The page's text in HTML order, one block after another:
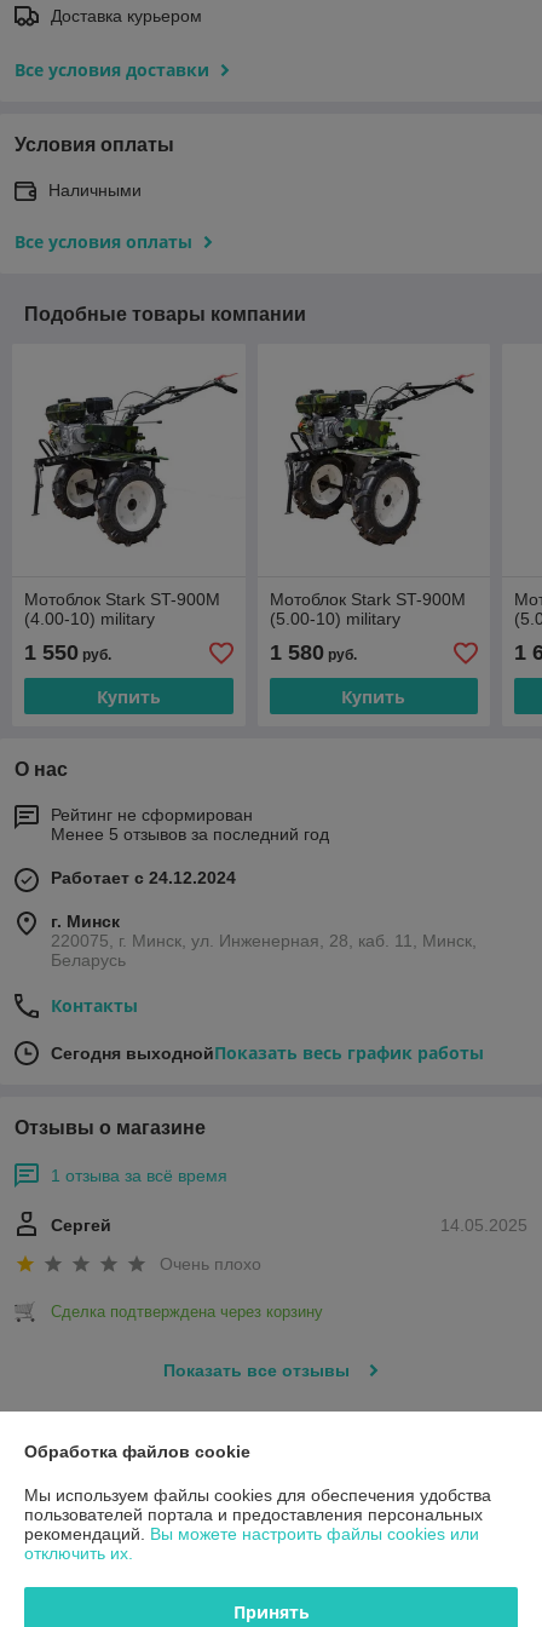
Доставка курьером
Все условия доставки
Условия оплаты
Наличными
Все условия оплаты
Подобные товары компании
Мотоблок Stark ST-900M
(4.00-10) military
1 550 руб.
Купить
Мотоблок Stark ST-900M
(5.00-10) military
1 580руб.
Купить
1
О нас
Рейтинг не сформирован
Менее 5 отзывов за последний год
Работает с 24.12.2024
г. Минск
220075, г. Минск, ул. Инженерная, 28, каб. 11, Минск,
Беларусь
Контакты
Сегодня выходнойПоказать весь график работы
Отзывы о магазине
1 отзыва за всё время
14.05.2025
Сергей
Очень плохо
Сделка подтверждена через корзину
Показать все отзывы
О нас
Контакты
Обработка файлов cookie
Мы используем файлы cookies для обеспечения удобства
пользователей портала и предоставления персональных
рекомендаций. Вы можете настроить файлы cookies или
отключить их.
Принять